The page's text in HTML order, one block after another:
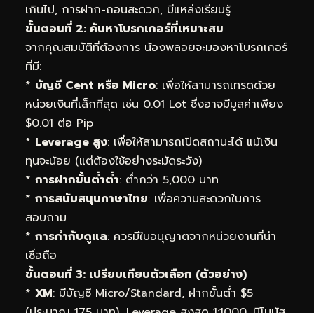
เกินไป, การฝาก-ถอนสะดวก, มีแหล่งเรียนรู้
ขั้นตอนที่ 2: ค้นหาโบรกเกอร์ที่เหมาะสม
จากคุณสมบัติที่ต้องการ น้องพลอยจะมองหาโบรกเกอร์
ที่มี:
* บัญชี Cent หรือ Micro: เพื่อให้สามารถเทรดด้วย
หน่วยเงินที่เล็กที่สุด เช่น 0.01 Lot ซึ่งอาจมีมูลค่าเพียง
$0.01 ต่อ Pip
* Leverage สูง: เพื่อให้สามารถเปิดสถานะได้ แม้เงิน
ทุนจะน้อย (แต่ต้องใช้อย่างระมัดระวัง)
* การฝากขั้นต่ำต่ำ: ต่ำกว่า 5,000 บาท
* การสนับสนุนภาษาไทย: เพื่อความสะดวกในการ
สอบถาม
* การกำกับดูแล: ควรมีใบอนุญาตจากหน่วยงานที่น่า
เชื่อถือ
ขั้นตอนที่ 3: เปรียบเทียบตัวเลือก (ตัวอย่าง)
* XM: มีบัญชี Micro/Standard, ฝากขั้นต่ำ $5